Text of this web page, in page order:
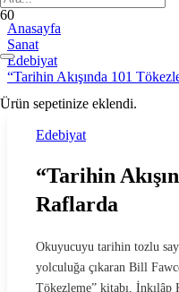
Ürün sepetinize eklendi.
Anasayfa
Sanat
Edebiyat
“Tarihin Akışında 101
Edebiyat
“Tarihin
Raflarda
Okuyucuyu tarihin tozlu
yolculuğa çıkaran Bill
Tökezleme” kitabı,